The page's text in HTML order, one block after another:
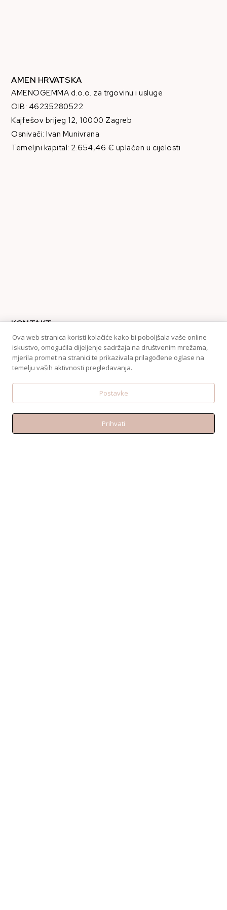
AMEN HRVATSKA
AMENOGEMMA d.o.o. za trgovinu i usluge
OIB: 46235280522
Kajfešov brijeg 12, 10000 Zagreb
Osnivači: Ivan Munivrana
Temeljni kapital: 2.654,46 € uplaćen u cijelosti
KONTAKT
Telefon:+38595 370 1487
Email: shop@amen.hr
PORTANOVA: Svilajska ul. 31A, 31000, Osijek
Ova web stranica koristi kolačiće kako bi poboljšala vaše online
iskustvo, omogućila dijeljenje sadržaja na društvenim mrežama,
mjerila promet na stranici te prikazivala prilagođene oglase na
temelju vaših aktivnosti pregledavanja.
Postavke
Prihvati